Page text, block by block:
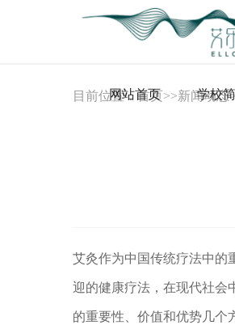
网站首页 学校
目前位置：首页>>新闻动态
艾灸作为中国传统疗法中的
迎的健康疗法，在现代社会
的重要性、价值和优势几个